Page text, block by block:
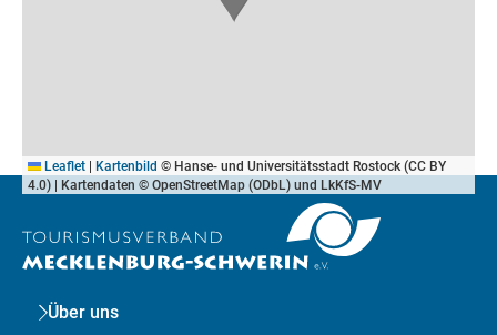
Leaflet | Kartenbild © Hanse- und Universitätsstadt Rostock (CC BY
4.0) | Kartendaten © OpenStreetMap (ODbL) und LkKfS-MV
Über uns